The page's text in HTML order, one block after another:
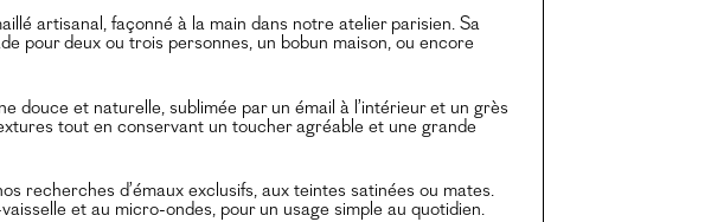
artisanal, façonné à la main dans notre atelier parisien. Sa
pour deux ou trois personnes, un bobun maison, ou encore
douce et naturelle, sublimée par un émail à l’intérieur et un grès
tout en conservant un toucher agréable et une grande
recherches d’émaux exclusifs, aux teintes satinées ou mates.
et au micro-ondes, pour un usage simple au quotidien.